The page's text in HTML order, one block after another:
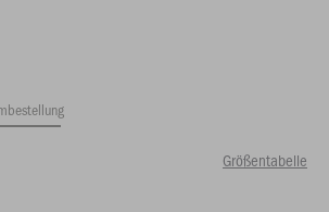
Größentabelle